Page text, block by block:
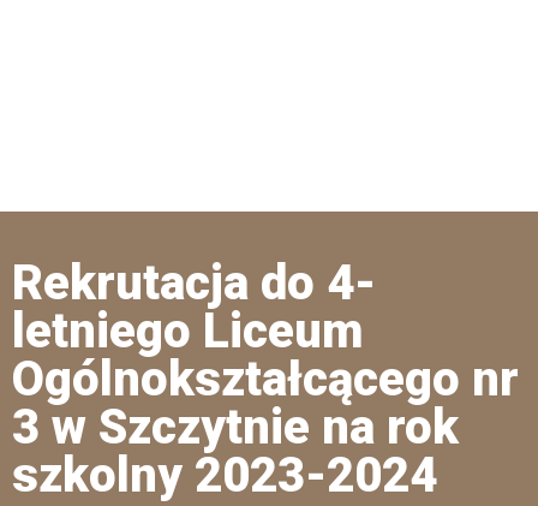
Rekrutacja do 4-
letniego Liceum
Ogólnokształcącego nr
3 w Szczytnie na rok
szkolny 2023-2024